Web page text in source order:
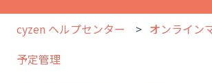
cyzen ヘルプセンター
オンライン
予定管理